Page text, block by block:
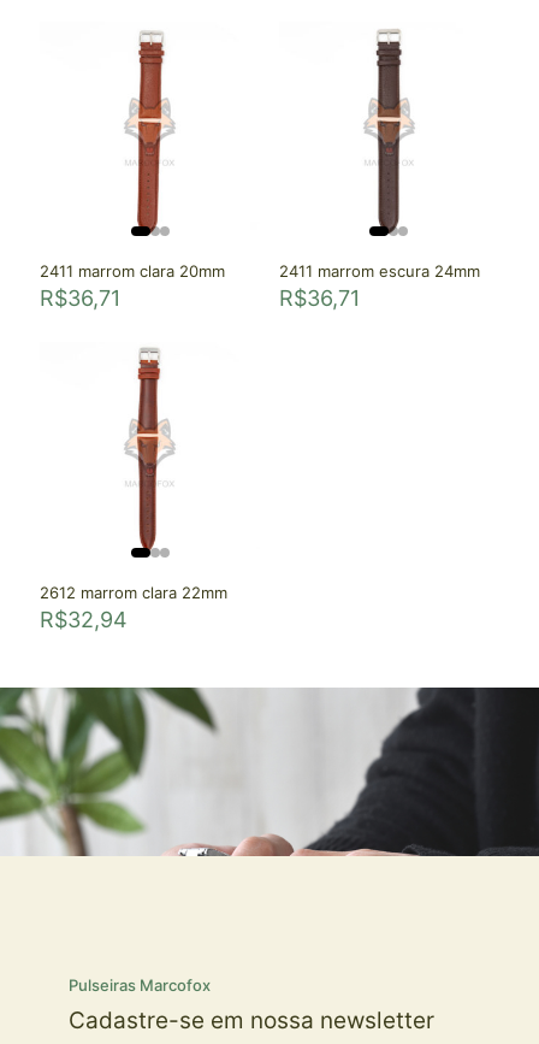
2411 marrom clara 20mm
R$36,71
2411 marrom escura 24mm
R$36,71
2612 marrom clara 22mm
R$32,94
Pulseiras Marcofox
Cadastre-se em nossa newsletter